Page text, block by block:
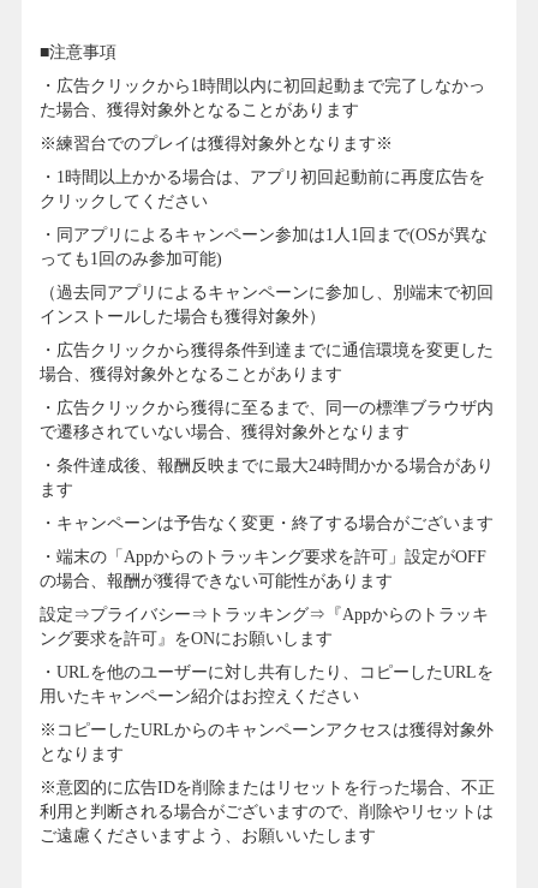
■注意事項
・広告クリックから1時間以内に初回起動まで完了しなかっ
た場合、獲得対象外となることがあります
※練習台でのプレイは獲得対象外となります※
・1時間以上かかる場合は、アプリ初回起動前に再度広告を
クリックしてください
・同アプリによるキャンペーン参加は1人1回まで(OSが異な
っても1回のみ参加可能)
（過去同アプリによるキャンペーンに参加し、別端末で初回
インストールした場合も獲得対象外）
・広告クリックから獲得条件到達までに通信環境を変更した
場合、獲得対象外となることがあります
・広告クリックから獲得に至るまで、同一の標準ブラウザ内
で遷移されていない場合、獲得対象外となります
・条件達成後、報酬反映までに最大24時間かかる場合があり
ます
・キャンペーンは予告なく変更・終了する場合がございます
・端末の「Appからのトラッキング要求を許可」設定がOFF
の場合、報酬が獲得できない可能性があります
設定⇒プライバシー⇒トラッキング⇒『Appからのトラッキ
ング要求を許可』をONにお願いします
・URLを他のユーザーに対し共有したり、コピーしたURLを
用いたキャンペーン紹介はお控えください
※コピーしたURLからのキャンペーンアクセスは獲得対象外
となります
※意図的に広告IDを削除またはリセットを行った場合、不正
利用と判断される場合がございますので、削除やリセットは
ご遠慮くださいますよう、お願いいたします